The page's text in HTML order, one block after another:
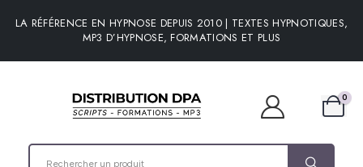
LA RÉFÉRENCE EN HYPNOSE DEPUIS 2010 | TEXTES HYPNOTIQUES,
MP3 D’HYPNOSE, FORMATIONS ET PLUS
0